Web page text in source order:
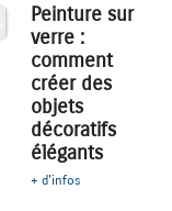
Peinture sur
verre :
comment
créer des
objets
décoratifs
élégants
+ d'infos